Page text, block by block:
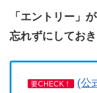
「エントリー」
忘れずにしておき
要CHECK！
(公